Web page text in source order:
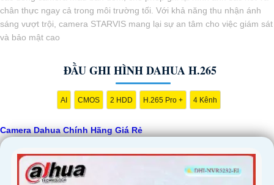
chân thực ngay cả trong môi trường tối. Với khả năng thu nhận ánh
sáng vượt trội, camera STARVIS mang lại sự an tâm cho việc giám sát
và bảo mật cao
ĐẦU GHI HÌNH DAHUA H.265
AI CMOS 2 HDD H.265 Pro + 4 Kênh
Camera Dahua Chính Hãng Giá Rẻ